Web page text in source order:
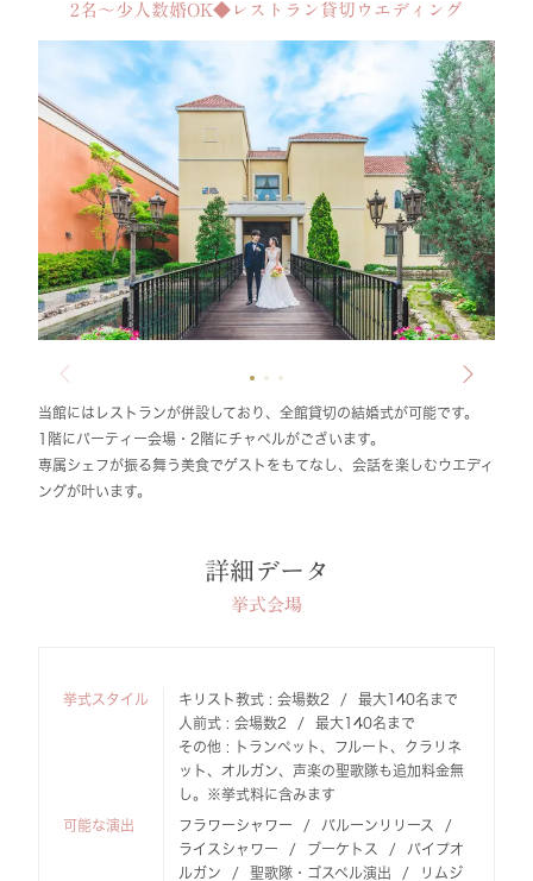
2名～少人数婚OK◆レストラン貸切ウエディング
当館にはレストランが併設しており、全館貸切の結婚式が可能です。
1階にパーティー会場・2階にチャペルがございます。
専属シェフが振る舞う美食でゲストをもてなし、会話を楽しむウエディ
ングが叶います。
詳細データ
挙式会場
挙式スタイル キリスト教式 : 会場数2
最大140名まで
人前式 : 会場数2
最大140名まで
その他 : トランペット、フルート、クラリネ
ット、オルガン、声楽の聖歌隊も追加料金無
し。※挙式料に含みます
可能な演出 フラワーシャワー
バルーンリリース
ライスシャワー
ブーケトス
パイプオ
ルガン
聖歌隊・ゴスペル演出
リムジ